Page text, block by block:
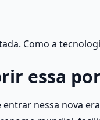
Como a
essa
nessa nova